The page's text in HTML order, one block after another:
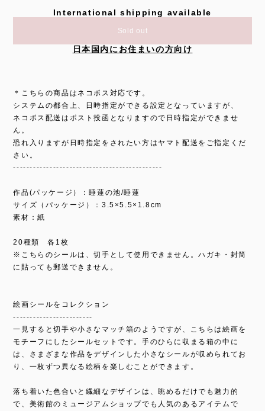
International shipping available
Sold out
日本国内にお住まいの方向け
＊こちらの商品はネコポス対応です。
システムの都合上、日時指定ができる設定となっていますが、
ネコポス配送はポスト投函となりますので日時指定ができませ
ん。
恐れ入りますが日時指定をされたい方はヤマト配送をご指定くだ
さい。
---------------------------------------------
作品(パッケージ）：睡蓮の池/睡蓮
サイズ（パッケージ）：3.5×5.5×1.8cm
素材：紙
20種類 各1枚
※こちらのシールは、切手として使用できません。ハガキ・封筒
に貼っても郵送できません。
絵画シールをコレクション
------------------------
一見すると切手や小さなマッチ箱のようですが、こちらは絵画を
モチーフにしたシールセットです。手のひらに収まる箱の中に
は、さまざまな作品をデザインした小さなシールが収められてお
り、一枚ずつ異なる絵柄を楽しむことができます。
落ち着いた色合いと繊細なデザインは、眺めるだけでも魅力的
で、美術館のミュージアムショップでも人気のあるアイテムで